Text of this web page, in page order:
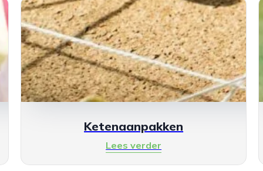
Ketenaanpakken
Lees verder